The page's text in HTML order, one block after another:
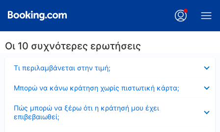
Οι 10 συχνότερες ερωτήσεις
Τι περιλαμβάνεται στην τιμή;
Μπορώ να κάνω κράτηση χωρίς πιστωτική κάρτα;
Πώς μπορώ να ξέρω ότι η κράτησή μου έχει
επιβεβαιωθεί;